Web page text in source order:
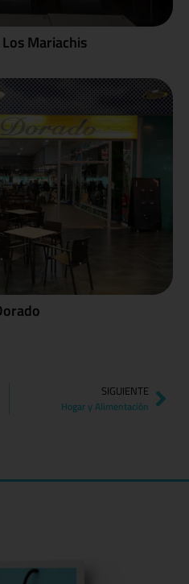
Mariachis
SIGUIENTE
Hogar y Alimentación